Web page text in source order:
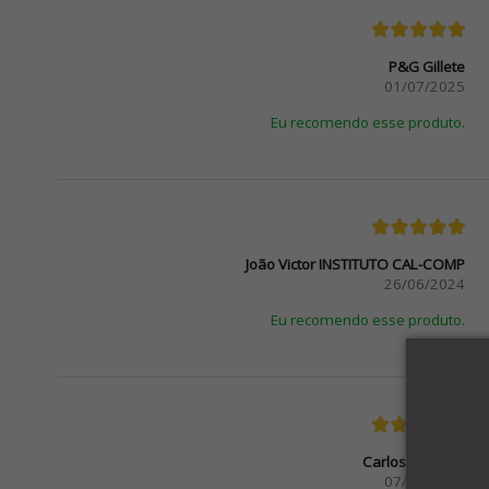
P&G Gillete
01/07/2025
Eu recomendo esse produto.
João Victor INSTITUTO CAL-COMP
26/06/2024
Eu recomendo esse produto.
Carlos Mariano
07/06/2023